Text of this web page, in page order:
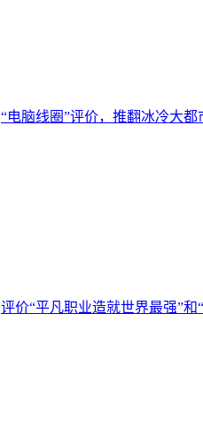
“电脑线圈”评价，推翻冰冷大
评价“平凡职业造就世界最强”和